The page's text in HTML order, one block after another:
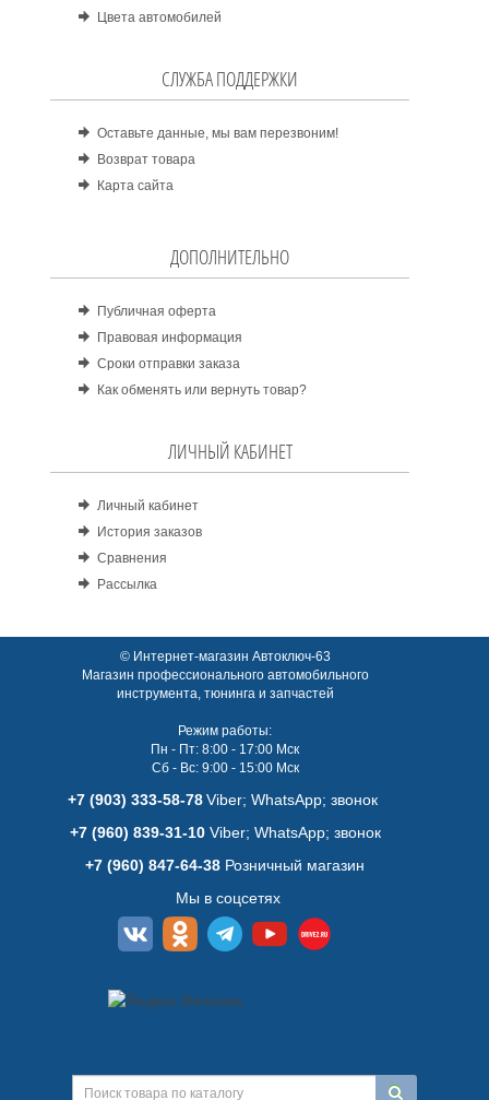
Цвета автомобилей
СЛУЖБА ПОДДЕРЖКИ
Оставьте данные, мы вам перезвоним!
Возврат товара
Карта сайта
ДОПОЛНИТЕЛЬНО
Публичная оферта
Правовая информация
Сроки отправки заказа
Как обменять или вернуть товар?
ЛИЧНЫЙ КАБИНЕТ
Личный кабинет
История заказов
Сравнения
Рассылка
© Интернет-магазин Автоключ-63
Магазин профессионального автомобильного
инструмента, тюнинга и запчастей
Режим работы:
Пн - Пт: 8:00 - 17:00 Мск
Сб - Вс: 9:00 - 15:00 Мск
+7 (903) 333-58-78 Viber; WhatsАpp; звонок
+7 (960) 839-31-10Viber; WhatsАpp; звонок
+7 (960) 847-64-38 Розничный магазин
Мы в соцсетях